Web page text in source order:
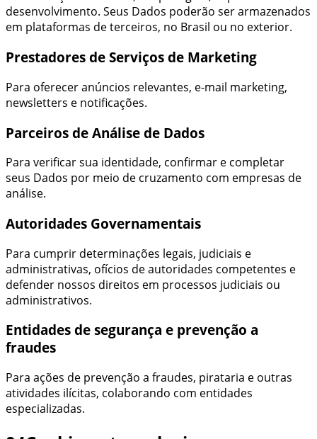
desenvolvimento. Seus Dados poderão ser armazenados
em plataformas de terceiros, no Brasil ou no exterior.
Prestadores de Serviços de Marketing
Para oferecer anúncios relevantes, e-mail marketing,
newsletters e notificações.
Parceiros de Análise de Dados
Para verificar sua identidade, confirmar e completar
seus Dados por meio de cruzamento com empresas de
análise.
Autoridades Governamentais
Para cumprir determinações legais, judiciais e
administrativas, ofícios de autoridades competentes e
defender nossos direitos em processos judiciais ou
administrativos.
Entidades de segurança e prevenção a
fraudes
Para ações de prevenção a fraudes, pirataria e outras
atividades ilícitas, colaborando com entidades
especializadas.